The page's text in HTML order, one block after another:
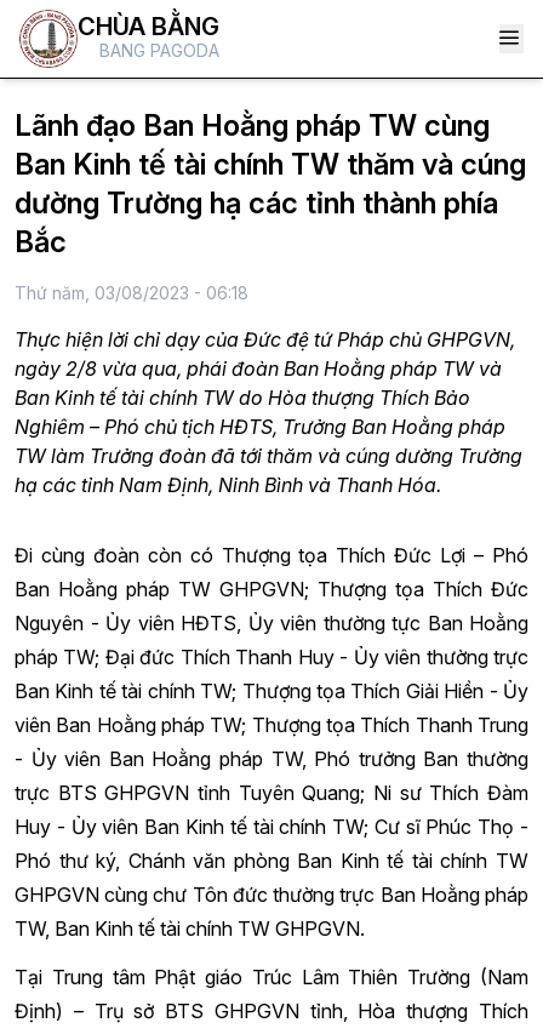
CHÙA BẰNG
BANG PAGODA
Lãnh đạo Ban Hoằng pháp TW cùng
Ban Kinh tế tài chính TW thăm và cúng
dường Trường hạ các tỉnh thành phía
Bắc
Thứ năm, 03/08/2023 - 06:18
Thực hiện lời chỉ dạy của Đức đệ tứ Pháp chủ GHPGVN,
ngày 2/8 vừa qua, phái đoàn Ban Hoằng pháp TW và
Ban Kinh tế tài chính TW do Hòa thượng Thích Bảo
Nghiêm – Phó chủ tịch HĐTS, Trưởng Ban Hoằng pháp
TW làm Trưởng đoàn đã tới thăm và cúng dường Trường
hạ các tỉnh Nam Định, Ninh Bình và Thanh Hóa.
Đi cùng đoàn còn có Thượng tọa Thích Đức Lợi – Phó
Ban Hoằng pháp TW GHPGVN; Thượng tọa Thích Đức
Nguyên - Ủy viên HĐTS, Ủy viên thường tực Ban Hoằng
pháp TW; Đại đức Thích Thanh Huy - Ủy viên thường trực
Ban Kinh tế tài chính TW; Thượng tọa Thích Giải Hiền - Ủy
viên Ban Hoằng pháp TW; Thượng tọa Thích Thanh Trung
- Ủy viên Ban Hoằng pháp TW, Phó trưởng Ban thường
trực BTS GHPGVN tỉnh Tuyên Quang; Ni sư Thích Đàm
Huy - Ủy viên Ban Kinh tế tài chính TW; Cư sĩ Phúc Thọ -
Phó thư ký, Chánh văn phòng Ban Kinh tế tài chính TW
GHPGVN cùng chư Tôn đức thường trực Ban Hoằng pháp
TW, Ban Kinh tế tài chính TW GHPGVN.
Tại Trung tâm Phật giáo Trúc Lâm Thiên Trường (Nam
Định) – Trụ sở BTS GHPGVN tỉnh, Hòa thượng Thích